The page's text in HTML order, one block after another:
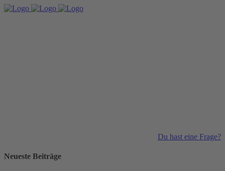
Du hast eine Frage?
Neueste Beiträge